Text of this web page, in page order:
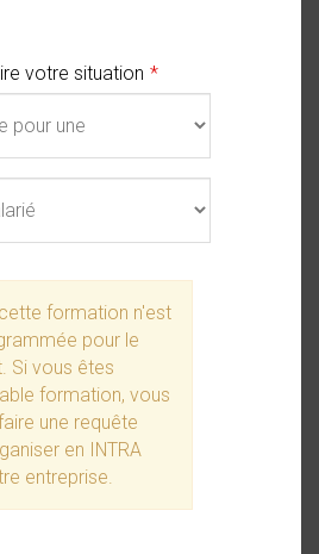
votre situation
formation n'est
pour le
Si vous êtes
formation, vous
une requête
en INTRA
entreprise.